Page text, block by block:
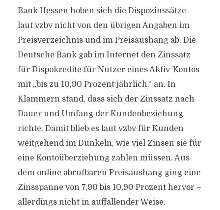
Bank Hessen hoben sich die Dispozinssätze
laut vzbv nicht von den übrigen Angaben im
Preisverzeichnis und im Preisaushang ab. Die
Deutsche Bank gab im Internet den Zinssatz
für Dispokredite für Nutzer eines Aktiv-Kontos
mit „bis zu 10,90 Prozent jährlich.“ an. In
Klammern stand, dass sich der Zinssatz nach
Dauer und Umfang der Kundenbeziehung
richte. Damit blieb es laut vzbv für Kunden
weitgehend im Dunkeln, wie viel Zinsen sie für
eine Kontoüberziehung zahlen müssen. Aus
dem online abrufbaren Preisaushang ging eine
Zinsspanne von 7,90 bis 10,90 Prozent hervor –
allerdings nicht in auffallender Weise.